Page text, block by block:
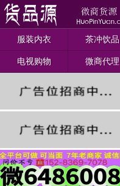
服装内衣 茶冲饮品
电视购物 微商代理